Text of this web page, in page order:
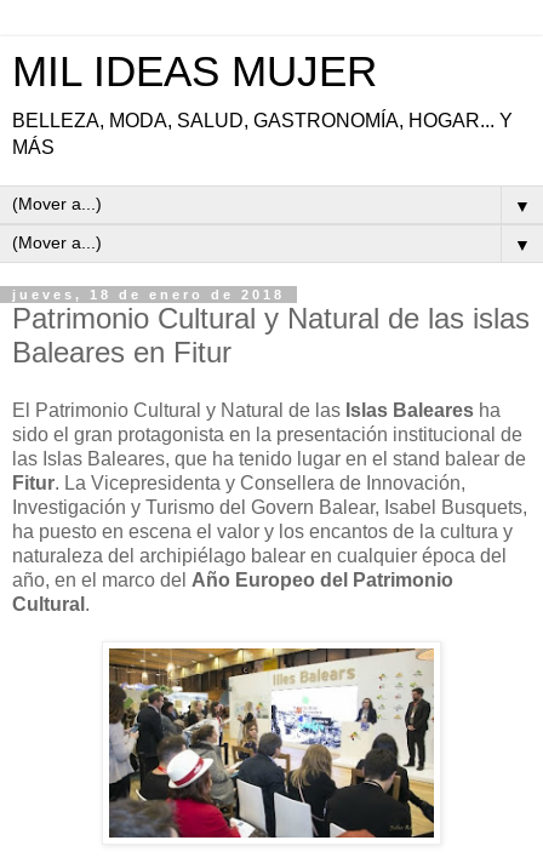
MIL IDEAS MUJER
BELLEZA, MODA, SALUD, GASTRONOMÍA, HOGAR... Y
MÁS
▼
▼
jueves, 18 de enero de 2018
Patrimonio Cultural y Natural de las islas
Baleares en Fitur
El Patrimonio Cultural y Natural de las Islas Baleares ha
sido el gran protagonista en la presentación institucional de
las Islas Baleares, que ha tenido lugar en el stand balear de
Fitur. La Vicepresidenta y Consellera de Innovación,
Investigación y Turismo del Govern Balear, Isabel Busquets,
ha puesto en escena el valor y los encantos de la cultura y
naturaleza del archipiélago balear en cualquier época del
año, en el marco del Año Europeo del Patrimonio
Cultural .